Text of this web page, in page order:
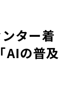
ター着
AIの普及